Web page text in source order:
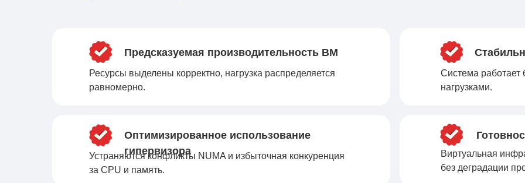
Предсказуемая производительность ВМ
Ресурсы выделены корректно, нагрузка распределяется
равномерно.
Система работает
нагрузками.
Оптимизированное использование
гипервизора
Устраняются конфликты NUMA и избыточная конкуренция
за CPU и память.
Виртуальная
без деградации